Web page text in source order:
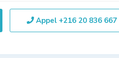
Appel +216 20 836 667